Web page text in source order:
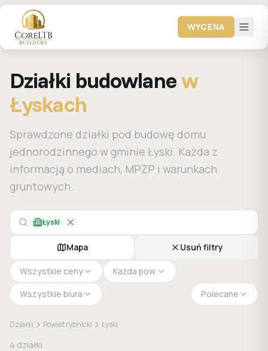
WYCENA
Działki budowlanew
Łyskach
Sprawdzone działki pod budowę domu
jednorodzinnego w gminie Łyski. Każda z
informacją o mediach, MPZP i warunkach
gruntowych.
Łyski
Mapa Usuń filtry
Wszystkie ceny
Każda pow.
Wszystkie biura
Polecane
Działki Powiat rybnicki Łyski
4 działki